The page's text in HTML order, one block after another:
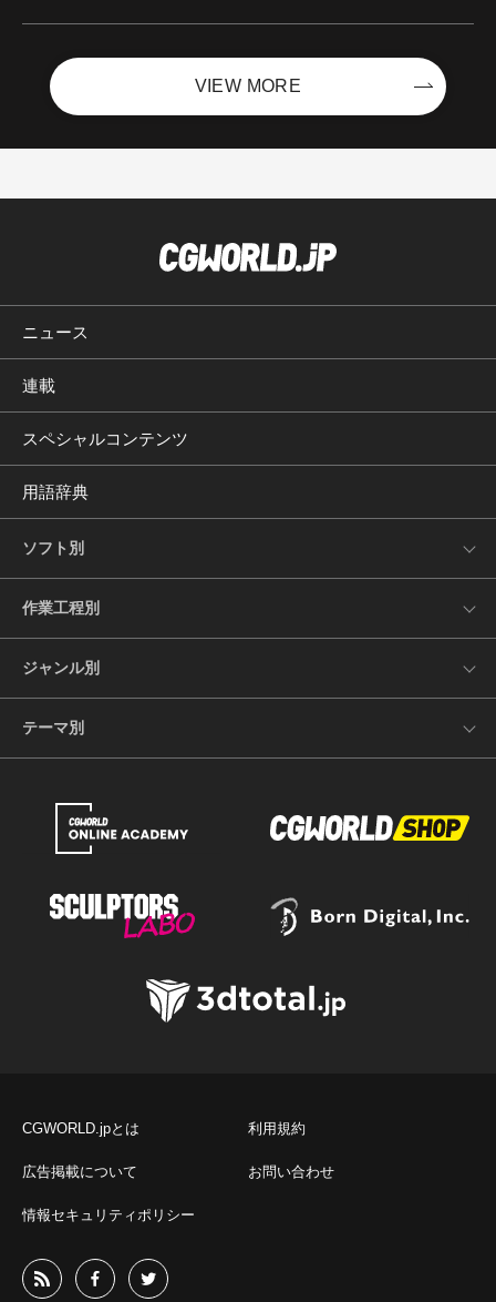
VIEW MORE
ニュース
連載
スペシャルコンテンツ
用語辞典
ソフト別
作業工程別
ジャンル別
テーマ別
CGWORLD.jpとは 利用規約
広告掲載について お問い合わせ
情報セキュリティポリシー